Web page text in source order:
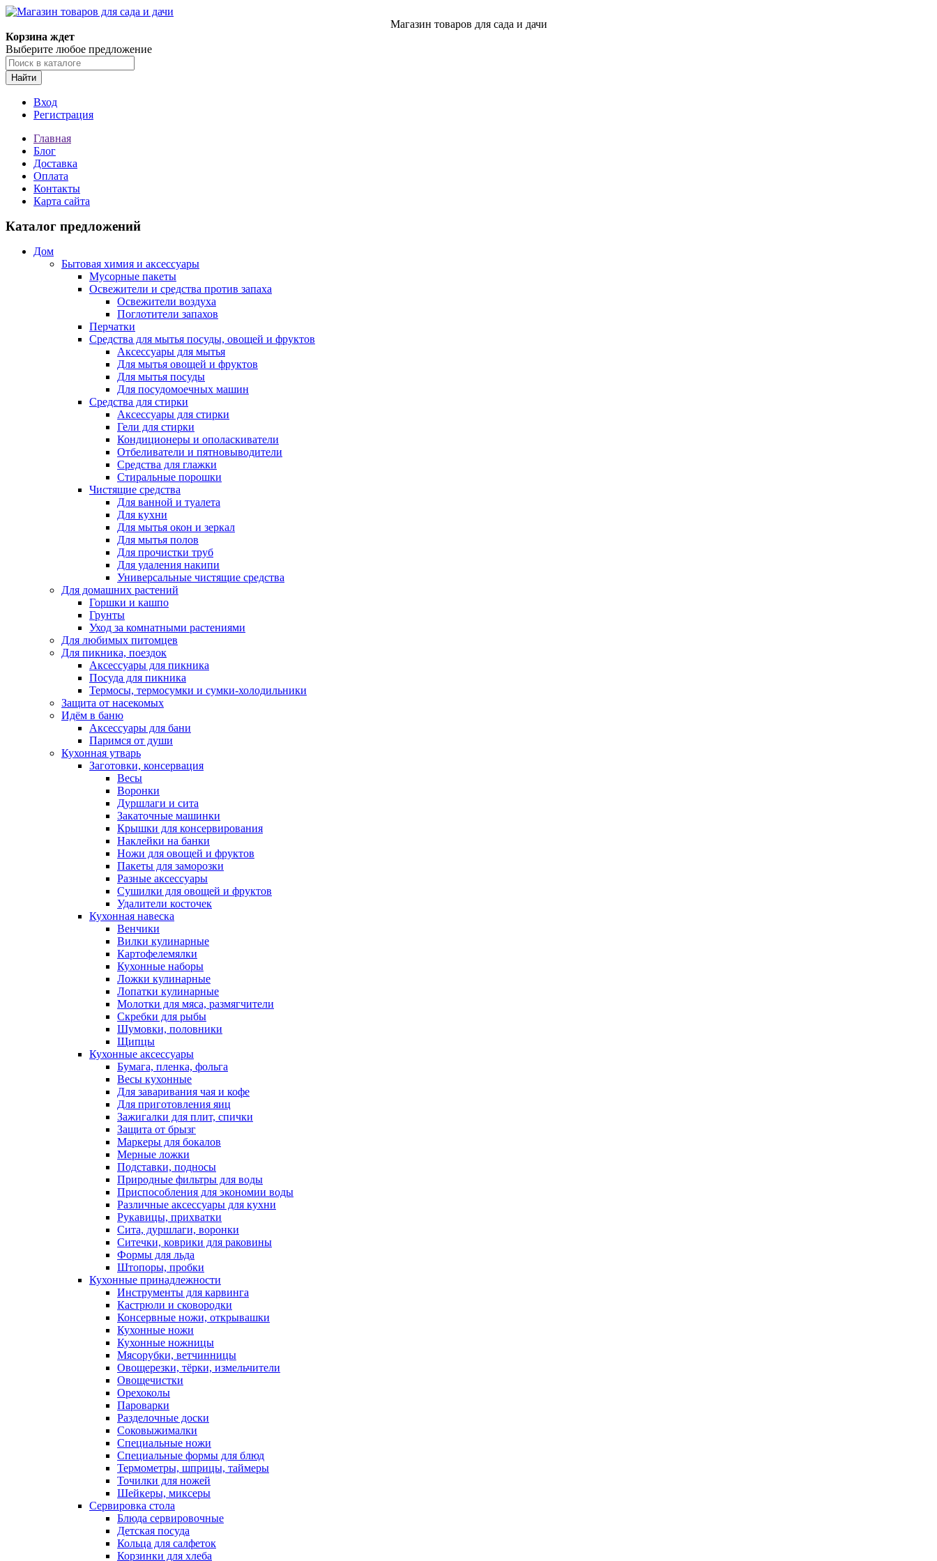
Магазин товаров для сада и дачи
Корзина ждет
Выберите любое предложение
Найти
Вход
Регистрация
Главная
Блог
Доставка
Оплата
Контакты
Карта сайта
Каталог предложений
Дом
Бытовая химия и аксессуары
Мусорные пакеты
Освежители и средства против запаха
Освежители воздуха
Поглотители запахов
Перчатки
Средства для мытья посуды, овощей и фруктов
Аксессуары для мытья
Для мытья овощей и фруктов
Для мытья посуды
Для посудомоечных машин
Средства для стирки
Аксессуары для стирки
Гели для стирки
Кондиционеры и ополаскиватели
Отбеливатели и пятновыводители
Средства для глажки
Стиральные порошки
Чистящие средства
Для ванной и туалета
Для кухни
Для мытья окон и зеркал
Для мытья полов
Для прочистки труб
Для удаления накипи
Универсальные чистящие средства
Для домашних растений
Горшки и кашпо
Грунты
Уход за комнатными растениями
Для любимых питомцев
Для пикника, поездок
Аксессуары для пикника
Посуда для пикника
Термосы, термосумки и сумки-холодильники
Защита от насекомых
Идём в баню
Аксессуары для бани
Паримся от души
Кухонная утварь
Заготовки, консервация
Весы
Воронки
Дуршлаги и сита
Закаточные машинки
Крышки для консервирования
Наклейки на банки
Ножи для овощей и фруктов
Пакеты для заморозки
Разные аксессуары
Сушилки для овощей и фруктов
Удалители косточек
Кухонная навеска
Венчики
Вилки кулинарные
Картофелемялки
Кухонные наборы
Ложки кулинарные
Лопатки кулинарные
Молотки для мяса, размягчители
Скребки для рыбы
Шумовки, половники
Щипцы
Кухонные аксессуары
Бумага, пленка, фольга
Весы кухонные
Для заваривания чая и кофе
Для приготовления яиц
Зажигалки для плит, спички
Защита от брызг
Маркеры для бокалов
Мерные ложки
Подставки, подносы
Природные фильтры для воды
Приспособления для экономии воды
Различные аксессуары для кухни
Рукавицы, прихватки
Сита, дуршлаги, воронки
Ситечки, коврики для раковины
Формы для льда
Штопоры, пробки
Кухонные принадлежности
Инструменты для карвинга
Кастрюли и сковородки
Консервные ножи, открывашки
Кухонные ножи
Кухонные ножницы
Мясорубки, ветчинницы
Овощерезки, тёрки, измельчители
Овощечистки
Орехоколы
Пароварки
Разделочные доски
Соковыжималки
Специальные ножи
Специальные формы для блюд
Термометры, шприцы, таймеры
Точилки для ножей
Шейкеры, миксеры
Сервировка стола
Блюда сервировочные
Детская посуда
Кольца для салфеток
Корзинки для хлеба